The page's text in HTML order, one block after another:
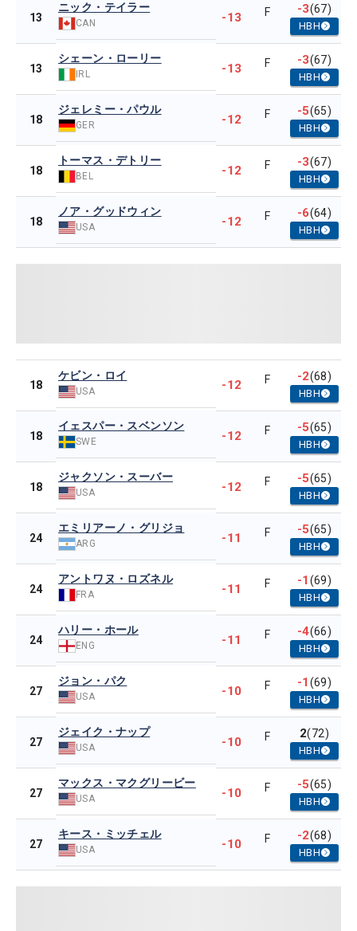
13
ニック・テイラー
CAN -13 F -3(67)
HBH
13
シェーン・ローリー
IRL -13 F -3(67)
HBH
18
ジェレミー・パウル
GER -12 F -5(65)
HBH
18
トーマス・デトリー
BEL -12 F -3(67)
HBH
18
ノア・グッドウィン
USA -12 F -6(64)
HBH
18
ケビン・ロイ
USA -12 F -2(68)
HBH
18
イェスパー・スベンソン
SWE -12 F -5(65)
HBH
18
ジャクソン・スーバー
USA -12 F -5(65)
HBH
24
エミリアーノ・グリジョ
ARG -11 F -5(65)
HBH
24
アントワヌ・ロズネル
FRA -11 F -1(69)
HBH
24
ハリー・ホール
ENG -11 F -4(66)
HBH
27
ジョン・パク
USA -10 F -1(69)
HBH
27
ジェイク・ナップ
USA -10 F 2(72)
HBH
27
マックス・マクグリービー
USA -10 F -5(65)
HBH
27
キース・ミッチェル
USA -10 F -2(68)
HBH